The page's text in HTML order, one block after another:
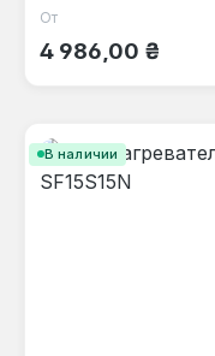
Обычная цена:
От
4 986,00 ₴
В наличии